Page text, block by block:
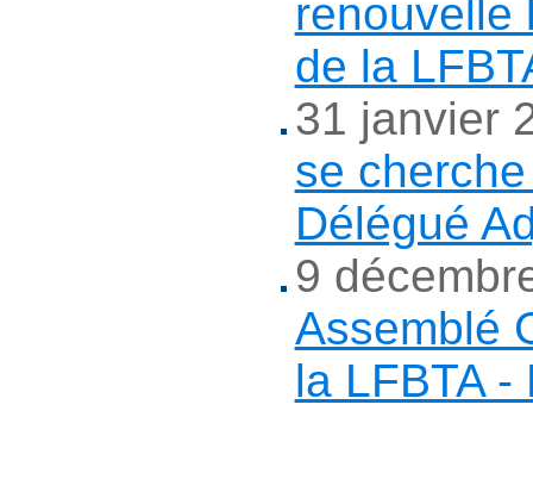
renouvelle
de la
31 janvier
se
Délégué
9
Assemblé
la LFBTA -